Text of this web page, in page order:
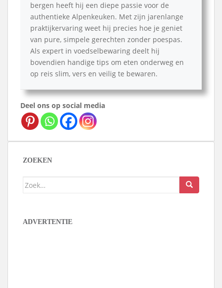
bergen heeft hij een diepe passie voor de
authentieke Alpenkeuken. Met zijn jarenlange
praktijkervaring weet hij precies hoe je geniet
van pure, simpele gerechten zonder poespas.
Als expert in voedselbewaring deelt hij
bovendien handige tips om eten onderweg en
op reis slim, vers en veilig te bewaren.
Deel ons op social media
ZOEKEN
Zoek
ADVERTENTIE